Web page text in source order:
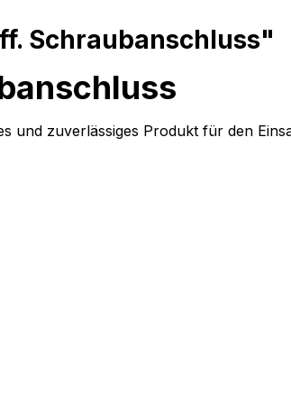
Schraubanschluss"
zuverlässiges Produkt für den